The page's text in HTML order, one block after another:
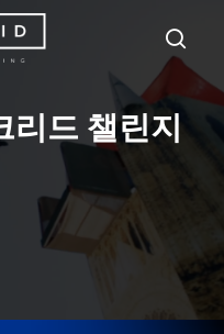
리드 챌린지